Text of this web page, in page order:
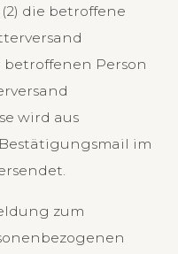
die betroffene
Person
wird aus
im
zum